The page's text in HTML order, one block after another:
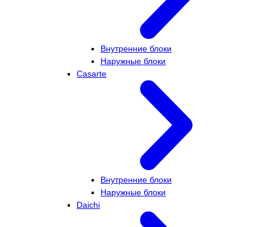
Внутренние блоки
Наружные блоки
Casarte
Внутренние блоки
Наружные блоки
Daichi